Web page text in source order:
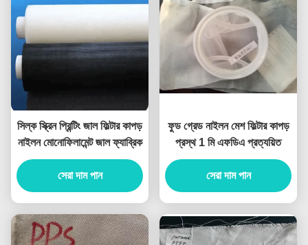
সিল্ক স্ক্রিন প্রিন্টিং জাল ফিল্টার কাপড়
নাইলন মোনোফিলামেন্ট জাল ফ্যাব্রিক
সেরা দাম পান
ফুড গ্রেড নাইলন মেশ ফিল্টার কাপড়
প্রস্থ 1 মি এফডিএ প্রত্যয়িত
সেরা দাম পান